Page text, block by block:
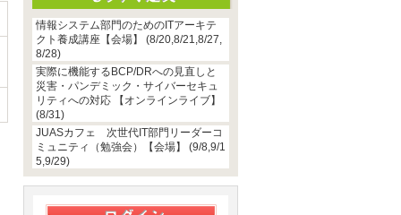
情報システム部門のためのITアーキテ
クト養成講座【会場】 (8/20,8/21,8/27,
8/28)
実際に機能するBCP/DRへの見直しと
災害・パンデミック・サイバーセキュ
リティへの対応 【オンラインライブ】
(8/31)
JUASカフェ 次世代IT部門リーダーコ
ミュニティ（勉強会）【会場】 (9/8,9/1
5,9/29)